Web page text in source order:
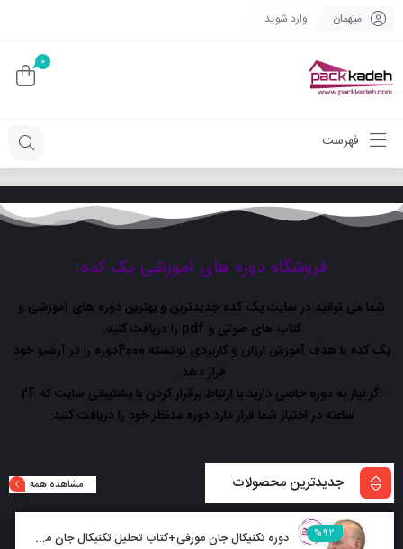
میهمان وارد شوید
0
فهرست
فروشگاه دوره های آموزشی پک کده:
شما می توانید در سایت پک کده جدیدترین و بهترین دوره های آموزشی و
کتاب های صوتی و pdf را دریافت کنید.
پک کده با هدف آموزش ارزان و کاربردی توانسته 4000دوره را در آرشیو خود
قرار دهد.
اگر نیاز به دوره خاصی دارید با ارتباط برقرار کردن با پشتیبانی سایت که 24
ساعته در اختیار شما قرار دارد دوره مدنظر خود را دریافت کنید.
جدیدترین محصولات مشاهده همه
%92 دوره تکنیکال جان مورفی+کتاب تحلیل تکنیکال جان مورفی بصورت رایگان